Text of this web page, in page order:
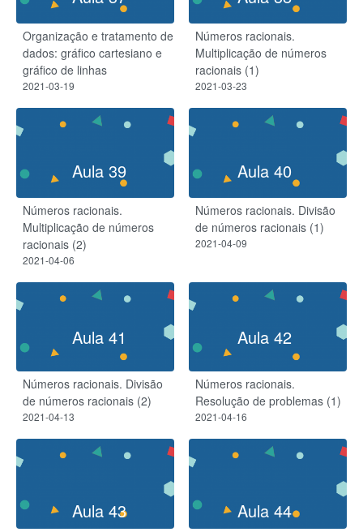
Organização e tratamento de
dados: gráfico cartesiano e
gráfico de linhas
2021-03-19
Números racionais.
Multiplicação de números
racionais (1)
2021-03-23
Aula 39
Números racionais.
Multiplicação de números
racionais (2)
2021-04-06
Aula 40
Números racionais. Divisão
de números racionais (1)
2021-04-09
Aula 41
Números racionais. Divisão
de números racionais (2)
2021-04-13
Aula 42
Números racionais.
Resolução de problemas (1)
2021-04-16
Aula 43 Aula 44